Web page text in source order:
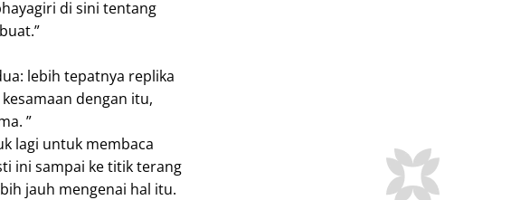
di sini tentang
lebih tepatnya replika
dengan itu,
”
lagi untuk membaca
ini sampai ke titik terang
jauh mengenai hal itu.